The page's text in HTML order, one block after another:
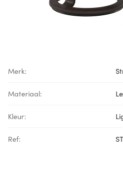
Merk:
Materiaal:
Kleur:
Ref: